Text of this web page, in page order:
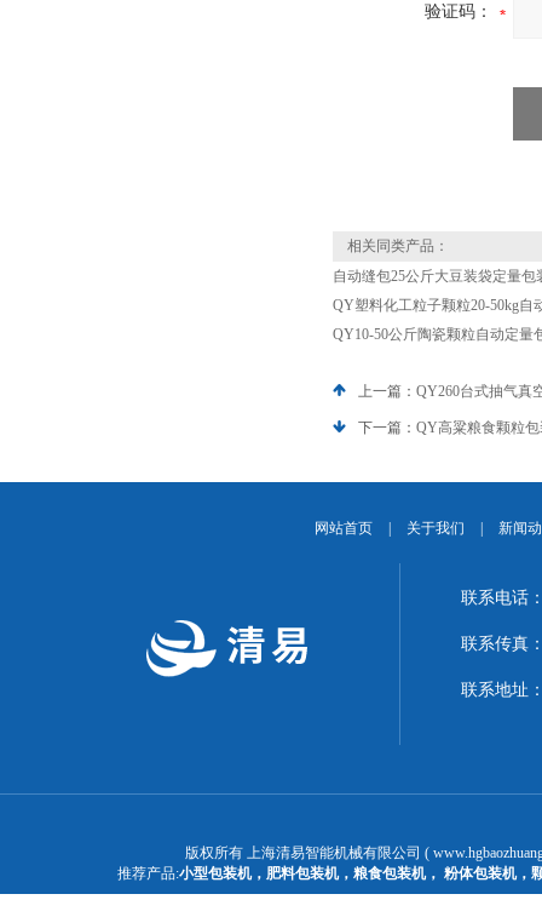
验证码：
相关同类产品：
自动缝包25公斤大豆装袋定量包
QY塑料化工粒子颗粒20-50kg自
QY10-50公斤陶瓷颗粒自动定量
上一篇： QY260台式抽气真
下一篇： QY高粱粮食颗粒
网站首页 关于我们 新闻
联系电话
联系传真
联系地址
版权所有 上海清易智能机械有限公司 (
推荐产品:小型包装机， 肥料包装机， 粮食包装机， 粉体包装机，